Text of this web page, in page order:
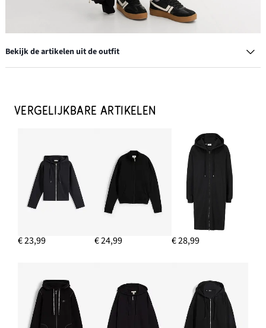
Bekijk de artikelen uit de outfit
€ 13,99
Plateau sneakers in retrolook
€ 33,99
IN WINKELMANDJE
IN WINKELMANDJE
2-in-1 zwangerschapsbroek van puur katoenen mousseline
VERGELIJKBARE ARTIKELEN
€ 23,99 € 24,99 € 28,99